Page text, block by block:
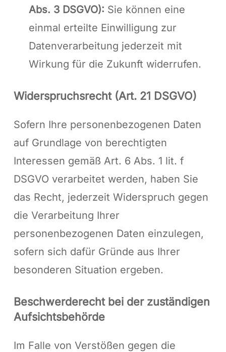
Abs. 3 DSGVO): Sie können eine
einmal erteilte Einwilligung zur
Datenverarbeitung jederzeit mit
Wirkung für die Zukunft widerrufen.
Widerspruchsrecht (Art. 21 DSGVO)
Sofern Ihre personenbezogenen Daten
auf Grundlage von berechtigten
Interessen gemäß Art. 6 Abs. 1 lit. f
DSGVO verarbeitet werden, haben Sie
das Recht, jederzeit Widerspruch gegen
die Verarbeitung Ihrer
personenbezogenen Daten einzulegen,
sofern sich dafür Gründe aus Ihrer
besonderen Situation ergeben.
Beschwerderecht bei der zuständigen
Aufsichtsbehörde
Im Falle von Verstößen gegen die